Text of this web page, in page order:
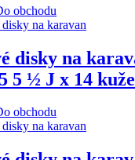
obchodu
disky na
5 ½ J x 14
obchodu